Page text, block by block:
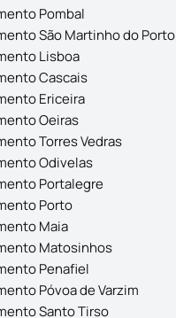
Pombal
São Martinho do Porto
Lisboa
Cascais
Ericeira
Oeiras
Torres Vedras
Odivelas
Portalegre
Porto
Maia
Matosinhos
Penafiel
Póvoa de Varzim
Santo Tirso